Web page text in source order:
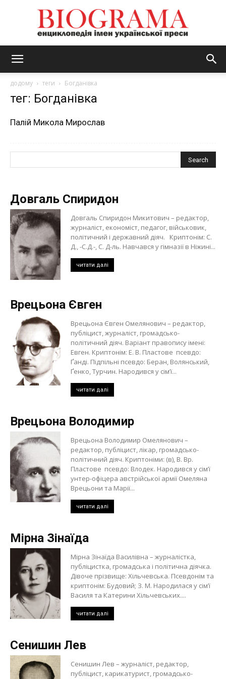
додому теги Богданівка
тег: Богданівка
Палій Микола Мирослав
Довгаль Спиридон
Довгаль Спиридон Микитович – редактор,
журналіст, економіст, педагог, військовик,
політичний і державний діяч. Криптонім: С.
Д., -С.Д.-, С. Д-ль. Навчався у гімназії в Ніжині...
читати далі
Врецьона Євген
Врецьона Євген Омелянович – редактор,
публіцист, журналіст, громадсько-
політичний діяч. Варіант правопису імені:
Евген. Криптонім: Е. В. Пластове псевдо:
Ґанді. Підпільні псевдо: Беран, Волянський,
Ґенко, Турчин. Народився у сім’ї...
читати далі
Врецьона Володимир
Врецьона Володимир Омелянович –
редактор, публіцист, лікар, громадсько-
політичний діяч. Криптоніми: (в), В. Вр.
Пластове псевдо: Влодек. Народився у сім’ї
унтер-офіцера австрійської армії Омеляна
Врецьони та Марії...
читати далі
Мірна Зінаїда
Мірна Зінаїда Василівна – журналістка,
публіцистка, громадська і політична діячка.
Дівоче прізвище: Хільчевська. Псевдонім та
криптонім: Будовий; З. М. Народилася у сім’ї
Василя та Катерини Хільчевських....
читати далі
Сенишин Лев
Сенишин Лев – журналіст, редактор,
публіцист, карикатурист, громадсько-